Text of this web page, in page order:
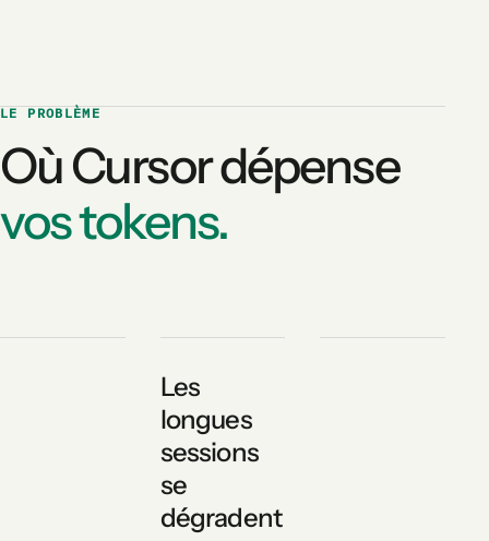
LE PROBLÈME
Où Cursor dépense
vos tokens.
Les
longues
sessions
se
dégradent